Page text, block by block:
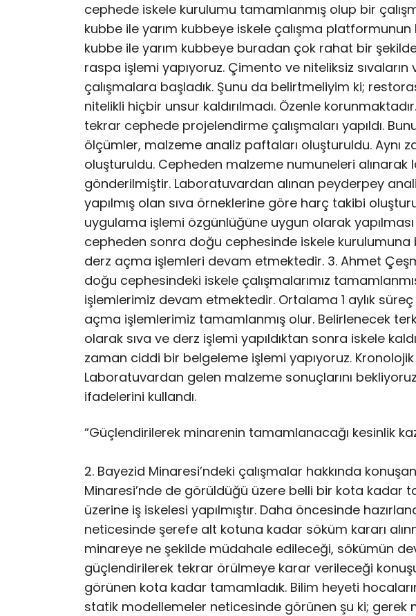
cephede iskele kurulumu tamamlanmış olup bir
kubbe ile yarım kubbeye iskele çalışma platformunun
kubbe ile yarım kubbeye buradan çok rahat bir
raspa işlemi yapıyoruz. Çimento ve niteliksiz sıvaların
çalışmalara başladık. Şunu da belirtmeliyim ki;
nitelikli hiçbir unsur kaldırılmadı. Özenle
tekrar cephede projelendirme çalışmaları yapıldı.
ölçümler, malzeme analiz paftaları oluşturuldu. Aynı
oluşturuldu. Cepheden malzeme numuneleri
gönderilmiştir. Laboratuvardan alınan peyderpey
yapılmış olan sıva örneklerine göre harç takibi
uygulama işlemi özgünlüğüne uygun olarak
cepheden sonra doğu cephesinde iskele kurulumuna
derz açma işlemleri devam etmektedir. 3. Ahmet
doğu cephesindeki iskele çalışmalarımız
işlemlerimiz devam etmektedir. Ortalama 1 aylık
açma işlemlerimiz tamamlanmış olur. Belirlenecek
olarak sıva ve derz işlemi yapıldıktan sonra iskele
zaman ciddi bir belgeleme işlemi yapıyoruz.
Laboratuvardan gelen malzeme sonuçlarını
ifadelerini kullandı.
“Güçlendirilerek minarenin tamamlanacağı kesinlik
2. Bayezid Minaresi’ndeki çalışmalar hakkında
Minaresi’nde de görüldüğü üzere belli bir kota kadar
üzerine iş iskelesi yapılmıştır. Daha öncesinde
neticesinde şerefe alt kotuna kadar söküm kararı
minareye ne şekilde müdahale edileceği, sökümün
güçlendirilerek tekrar örülmeye karar verileceği
görünen kota kadar tamamladık. Bilim heyeti
statik modellemeler neticesinde görünen şu ki; gerek